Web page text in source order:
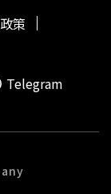
策
Telegram